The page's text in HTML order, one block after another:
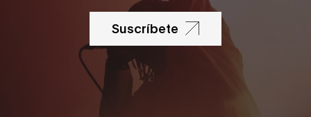
Suscríbete